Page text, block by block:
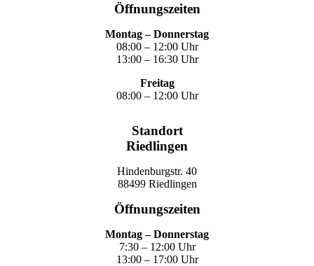
Öffnungszeiten
Montag – Donnerstag
08:00 – 12:00 Uhr
13:00 – 16:30 Uhr
Freitag
08:00 – 12:00 Uhr
Standort
Riedlingen
Hindenburgstr. 40
88499 Riedlingen
Öffnungszeiten
Montag – Donnerstag
7:30 – 12:00 Uhr
13:00 – 17:00 Uhr